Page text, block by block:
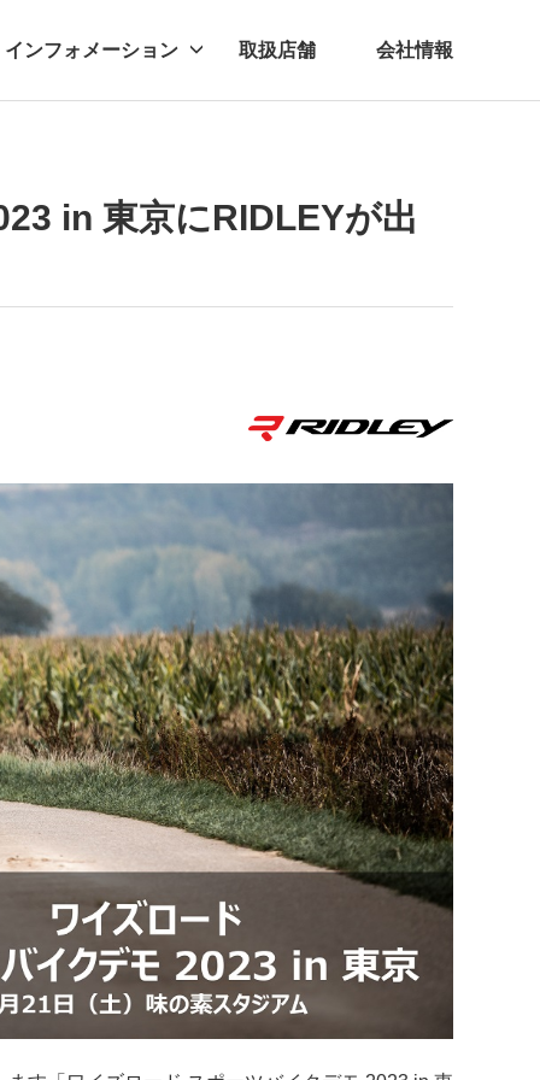
インフォメーション 取扱店舗 会社情報
in 東京にRIDLEYが出